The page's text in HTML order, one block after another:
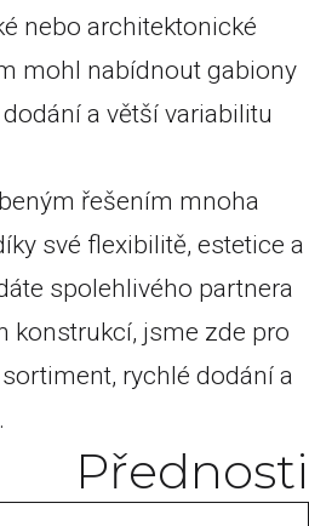
nebo architektonické
mohl nabídnout gabiony
a větší variabilitu
řešením mnoha
své flexibilitě, estetice a
spolehlivého partnera
konstrukcí, jsme zde pro
rychlé dodání a
Přednosti